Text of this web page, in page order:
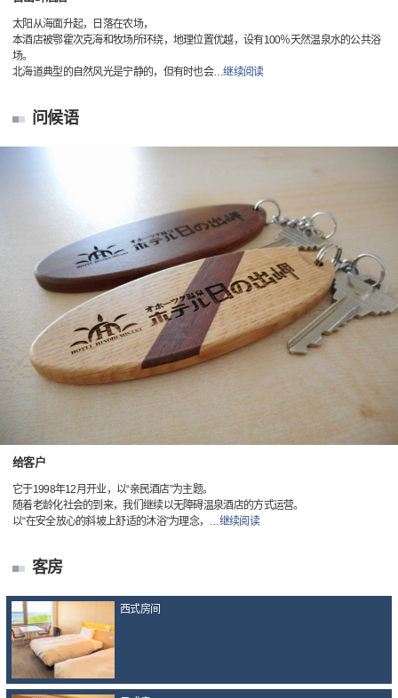
太阳从海面升起，日落在农场，
本酒店被鄂霍次克海和牧场所环绕，地理位置优越，设有100％天然温泉水的公共浴
场。
北海道典型的自然风光是宁静的，但有时也会…继续阅读
问候语
给客户
它于1998年12月开业，以“亲民酒店”为主题。
随着老龄化社会的到来，我们继续以无障碍温泉酒店的方式运营。
以“在安全放心的斜坡上舒适的沐浴”为理念， …继续阅读
客房
西式房间